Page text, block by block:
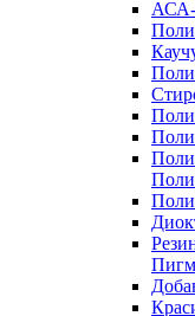
АСА-